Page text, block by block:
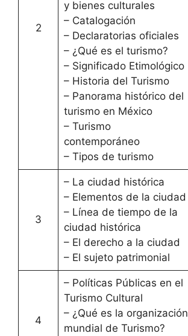
2
y bienes culturales
– Catalogación
– Declaratorias oficiales
– ¿Qué es el turismo?
– Significado Etimológico
– Historia del Turismo
– Panorama histórico del
turismo en México
– Turismo
contemporáneo
– Tipos de turismo
3
– La ciudad histórica
– Elementos de la ciudad
– Línea de tiempo de la
ciudad histórica
– El derecho a la ciudad
– El sujeto patrimonial
4
– Políticas Públicas en el
Turismo Cultural
– ¿Qué es la organización
mundial de Turismo?